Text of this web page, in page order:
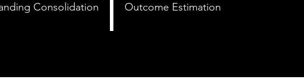
Consolidation Outcome Estimation